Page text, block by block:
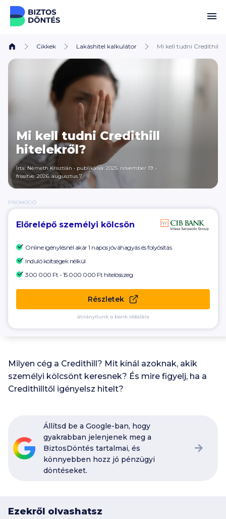
Ugrás a tartalomhoz
Cikkek Lakáshitel kalkulátor Mi kell tudni Credithill
Mi kell tudni Credithill
hitelekről?
Írta: Németh Krisztián • publikálva: 2025. november 19. •
frissítve: 2026. augusztus 7.
PROMÓCIÓ
Előrelépő személyi kölcsön
Online igénylésnél akár 1 napos jóváhagyás és folyósítás
Induló költségek nélkül
300 000 Ft - 15 000 000 Ft hitelösszeg
Részletek
átirányítunk a bank oldalára
Milyen cég a Credithill? Mit kínál azoknak, akik
személyi kölcsönt keresnek? És mire figyelj, ha a
Credithilltől igényelsz hitelt?
Állítsd be a Google-ban, hogy
gyakrabban jelenjenek meg a
BiztosDöntés tartalmai, és
könnyebben hozz jó pénzügyi
döntéseket.
Ezekről olvashatsz